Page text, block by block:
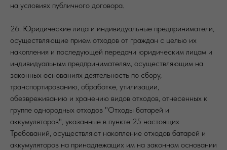
на условиях публичного договора.
26. Юридические лица и индивидуальные предприниматели,
осуществляющие прием отходов от граждан с целью их
накопления и последующей передачи юридическим лицам и
индивидуальным предпринимателям, осуществляющим на
законных основаниях деятельность по сбору,
транспортированию, обработке, утилизации,
обезвреживанию и хранению видов отходов, отнесенных к
группе однородных отходов "Отходы батарей и
аккумуляторов", указанные в пункте 25 настоящих
Требований, осуществляют накопление отходов батарей и
аккумуляторов на принадлежащих им на законном основании